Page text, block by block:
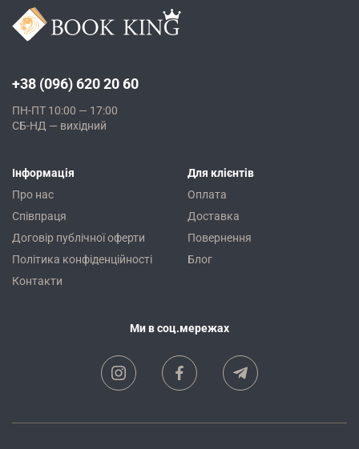
+38 (096) 620 20 60
ПН-ПТ 10:00 — 17:00
СБ-НД — вихідний
Інформація
Про нас
Співпраця
Договір публічної оферти
Політика конфіденційності
Контакти
Для клієнтів
Оплата
Доставка
Повернення
Блог
Ми в соц.мережах